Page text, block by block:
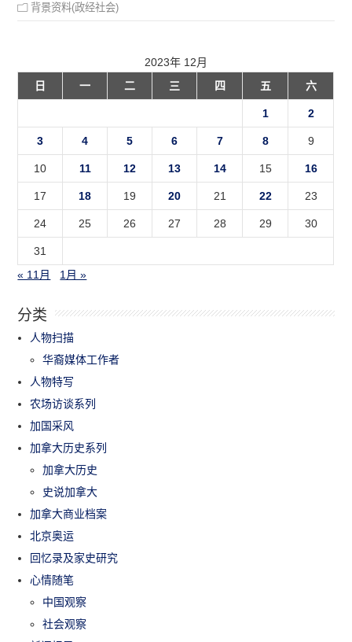
背景资料(政经社会)
2023年 12月
日
一 二 三 四 五 六
1 2
3 4 5 6 7 8 9
10 11 12 13 14 15 16
17 18 19 20 21 22 23
24 25 26 27 28 29 30
31
« 11月
1月 »
分类
人物扫描
华裔媒体工作者
人物特写
农场访谈系列
加国采风
加拿大历史系列
加拿大历史
史说加拿大
加拿大商业档案
北京奥运
回忆录及家史研究
心情随笔
中国观察
社会观察